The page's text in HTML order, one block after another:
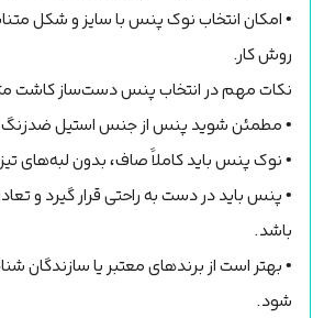
• امکان انتخاب نوک پنس با سایز و شکل
روش کار.
نکات مهم در انتخاب پنس دست‌ساز کاشت
• مطمئن شوید پنس از جنس استیل ضدزنگ
• نوک پنس باید کاملاً صاف، بدون لبه‌های
• پنس باید در دست به راحتی قرار گیرد و
باشد.
• بهتر است از برندهای معتبر یا سازندگان
شود.